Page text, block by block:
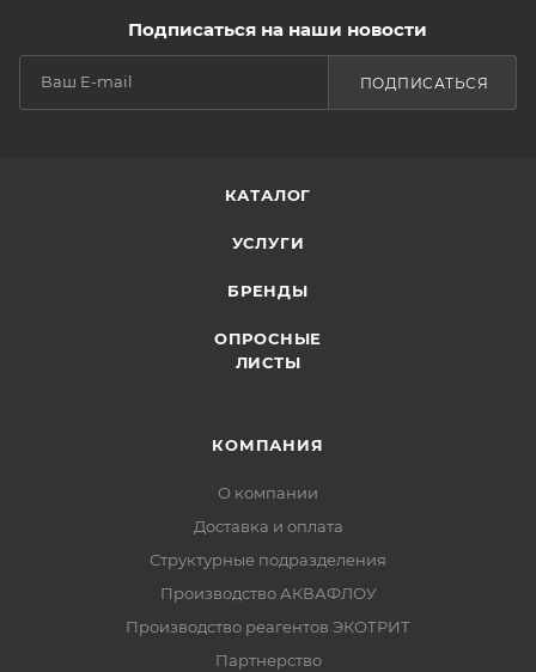
Подписаться на наши новости
ПОДПИСАТЬСЯ
КАТАЛОГ
УСЛУГИ
БРЕНДЫ
ОПРОСНЫЕ
ЛИСТЫ
КОМПАНИЯ
О компании
Доставка и оплата
Структурные подразделения
Производство АКВАФЛОУ
Производство реагентов ЭКОТРИТ
Партнерство